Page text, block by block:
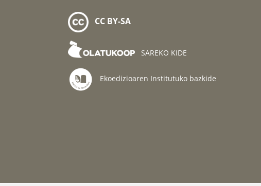
CC BY-SA
SAREKO KIDE
Ekoedizioaren Institutuko bazkide